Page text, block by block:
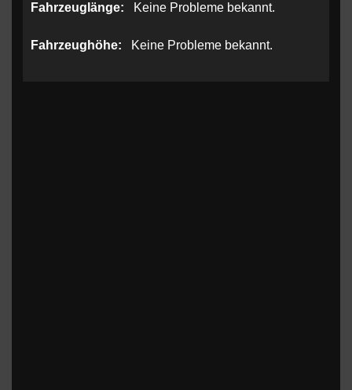
Fahrzeuglänge: Keine Probleme bekannt.
Fahrzeughöhe: Keine Probleme bekannt.